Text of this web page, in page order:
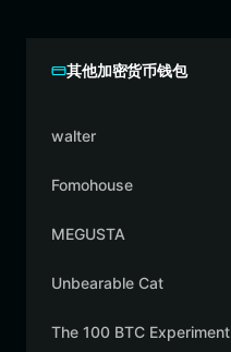
其他加密货币钱包
walter
Fomohouse
MEGUSTA
Unbearable Cat
The 100 BTC Experiment